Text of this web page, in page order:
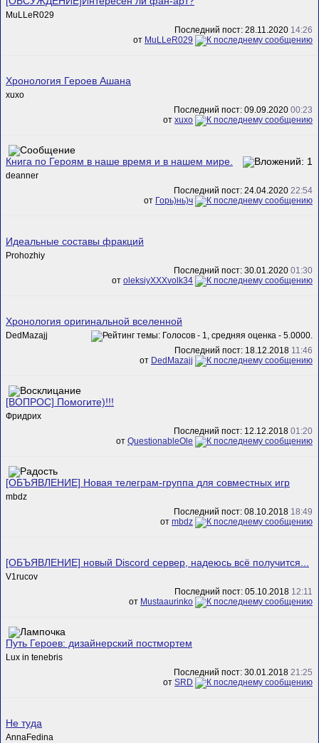
MuLLeR029
Последний пост: 28.11.2020 14:26
от MuLLeR029
Хронология Героев Ашана
xuxo
Последний пост: 09.09.2020 00:23
от xuxo
Книга по Героям в наше время и в нашем мире.
deanner
Последний пост: 24.04.2020 22:54
от Горь)нь)ч
Идеальные составы фракций
Prohozhiy
Последний пост: 30.01.2020 01:30
от oleksiyXXXvolk34
Хронология оригинальной вселенной
DedMazajj
Последний пост: 18.12.2018 11:46
от DedMazajj
[ВОПРОС] Помогите)!!!
Фридрих
Последний пост: 12.12.2018 01:20
от QuestionableOle
[ОБЪЯВЛЕНИЕ] Новая телеграм-группа для совместных игр
mbdz
Последний пост: 08.10.2018 18:49
от mbdz
[ОБЪЯВЛЕНИЕ] новый Discord сервер, надеюсь всё получится...
V1rucov
Последний пост: 05.10.2018 12:11
от Mustaaurinko
Путь Героев: дизайнерский постмортем
Lux in tenebris
Последний пост: 30.01.2018 21:25
от SRD
Не туда
AnnaFedina